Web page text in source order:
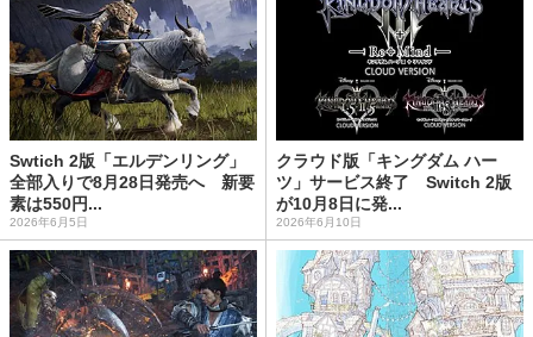
Swtich 2版「エルデンリング」
全部入りで8月28日発売へ 新要
素は550円...
2026年6月5日
クラウド版「キングダム ハー
ツ」サービス終了 Switch 2版
が10月8日に発...
2026年6月10日